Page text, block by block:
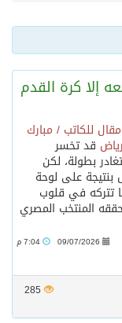
بيان مشترك لقمة مكة المكرمة للدفاع المشترك بين المملكة العربية السعودية والجمهورية التركية وجمهورية باكستان الإسلامية
الفيفا – يعتذر عن آلية إدارة مقترح الحقوق التجارية لكأس العالم ويؤكد مراجعة الإجراءات
البحرين
تشغيل قطاري 809 / 810 علي خط( شربين / قلين ) بكامل بجمهورية مصر العربيةجداولها خلال يومي 6 – 7 أغسطس الجاري
مركز الملك سلمان للإغاثة يضع حجر الأساس لمشروع بناء وإعادة تأهيل 13 مدرسة في محافظتي لحج والضالع
إلا كرة القدم
للكاتب / مبارك
قد تخسر
بطولة، لكن
بنتيجة على لوحة
تتركه في قلوب
المنتخب المصري
09/07/2026
285